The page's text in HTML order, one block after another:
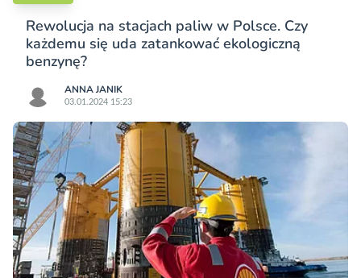
Rewolucja na stacjach paliw w Polsce. Czy
każdemu się uda zatankować ekologiczną
benzynę?
ANNA JANIK
03.01.2024 15:23